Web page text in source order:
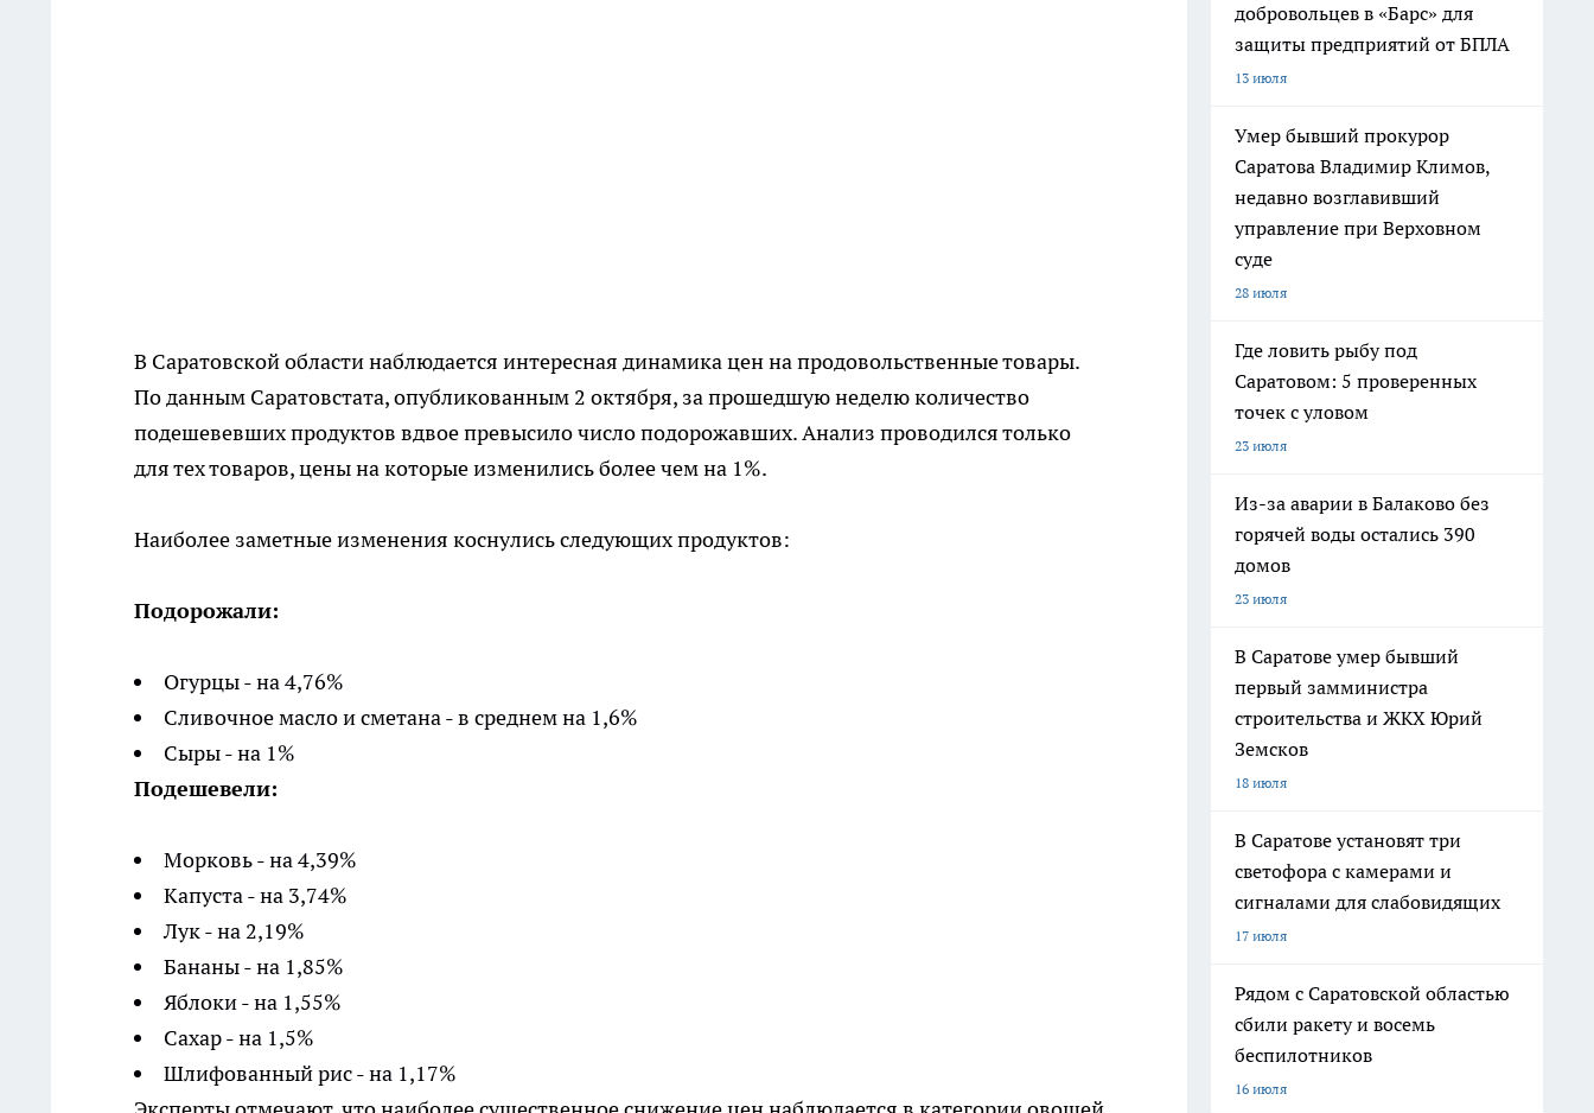
В Саратовской области наблюдается интересная динамика цен на продовольственные товары.
По данным Саратовстата, опубликованным 2 октября, за прошедшую неделю количество
подешевевших продуктов вдвое превысило число подорожавших. Анализ проводился только
для тех товаров, цены на которые изменились более чем на 1%.
Наиболее заметные изменения коснулись следующих продуктов:
Подорожали:
Огурцы - на 4,76%
Сливочное масло и сметана - в среднем на 1,6%
Сыры - на 1%
Подешевели:
Морковь - на 4,39%
Капуста - на 3,74%
Лук - на 2,19%
Бананы - на 1,85%
Яблоки - на 1,55%
Сахар - на 1,5%
Шлифованный рис - на 1,17%
добровольцев в «Барс» для
защиты предприятий от БПЛА
13 июля
Умер бывший прокурор
Саратова Владимир Климов,
недавно возглавивший
управление при Верховном
суде
28 июля
Где ловить рыбу под
Саратовом: 5 проверенных
точек с уловом
23 июля
Из-за аварии в Балаково без
горячей воды остались 390
домов
23 июля
В Саратове умер бывший
первый замминистра
строительства и ЖКХ Юрий
Земсков
18 июля
В Саратове установят три
светофора с камерами и
сигналами для слабовидящих
17 июля
Рядом с Саратовской областью
сбили ракету и восемь
беспилотников
16 июля